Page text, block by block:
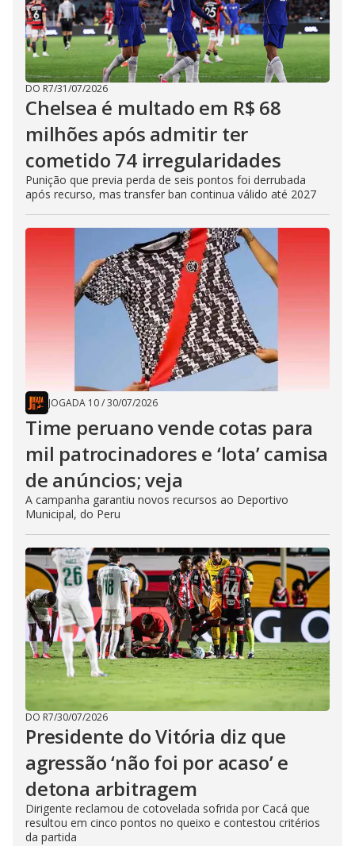
DO R7/31/07/2026
Chelsea é multado em R$ 68
milhões após admitir ter
cometido 74 irregularidades
Punição que previa perda de seis pontos foi derrubada
após recurso, mas transfer ban continua válido até 2027
JOGADA 10/30/07/2026
Time peruano vende cotas para
mil patrocinadores e ‘lota’ camisa
de anúncios; veja
A campanha garantiu novos recursos ao Deportivo
Municipal, do Peru
DO R7/30/07/2026
Presidente do Vitória diz que
agressão ‘não foi por acaso’ e
detona arbitragem
Dirigente reclamou de cotovelada sofrida por Cacá que
resultou em cinco pontos no queixo e contestou critérios
da partida